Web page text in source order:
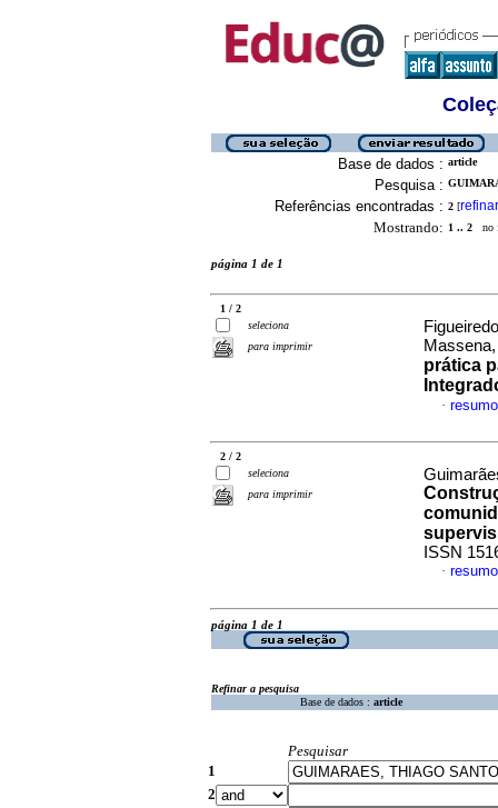
Base de dados : article
Pesquisa :
Referências encontradas : 2 [refinar
Mostrando: 1 .. 2 no
página 1 de 1
1 / 2
seleciona
para imprimir
prática
·
2 / 2
seleciona
para imprimir
ISSN
·
página 1 de 1
Refinar a pesquisa
Base de dados : article
Pesquisar
1
2